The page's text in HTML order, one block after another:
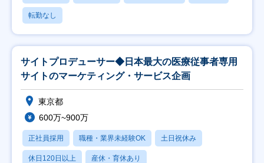
転勤なし
サイトプロデューサー◆日本最大の医療従事者専用
サイトのマーケティング・サービス企画
東京都
600万~900万
正社員採用 職種・業界未経験OK 土日祝休み
休日120日以上 産休・育休あり